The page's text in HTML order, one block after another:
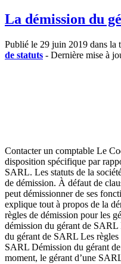
La démission du
Publié le 29 juin 2019 dans la
de statuts - Dernière mise à
Contacter un comptable Le
disposition spécifique par
SARL. Les statuts de la
de démission. À défaut de
peut démissionner de ses
explique tout à propos de la
règles de démission pour les
démission du gérant de SARL
du gérant de SARL Les
SARL Démission du gérant
moment, le gérant d’une